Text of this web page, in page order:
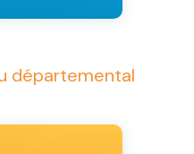
départemental